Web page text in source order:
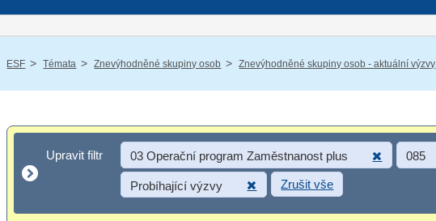
ESF / Témata / Znevýhodněné skupiny osob / Znevýhodněné skupiny osob - aktuální výzvy
Upravit filtr
Upravit filtr 03 Operační program Zaměstnanost plus 085
Probíhající výzvy Zrušit vše